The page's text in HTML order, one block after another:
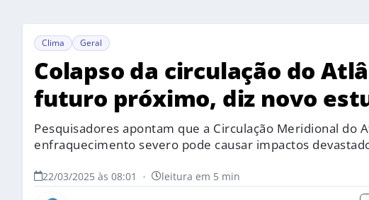
Clima Geral
Colapso da circulação do
futuro próximo, diz novo
Pesquisadores apontam que a Circulação Meridional do
enfraquecimento severo pode causar impactos
22/03/2025 às 08:01 • leitura em 5 min